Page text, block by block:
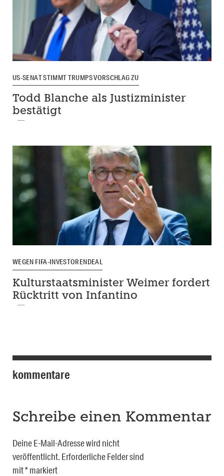
US-SENAT STIMMT TRUMPS VORSCHLAG ZU
Todd Blanche als Justizminister
bestätigt
WEGEN FIFA-INVESTORENDEAL
Kulturstaatsminister Weimer fordert
Rücktritt von Infantino
kommentare
Schreibe einen Kommentar
Deine E-Mail-Adresse wird nicht
veröffentlicht. Erforderliche Felder sind
mit*markiert